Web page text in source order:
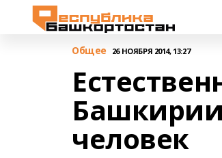
Общее 26 НОЯБРЯ 2014, 13:27
Башкирии
человек